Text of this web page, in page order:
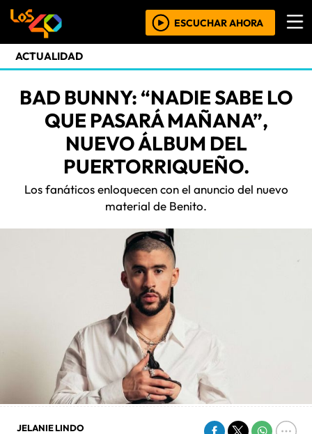
ESCUCHAR AHORA
ACTUALIDAD
BAD BUNNY: “NADIE SABE LO
QUE PASARÁ MAÑANA”,
NUEVO ÁLBUM DEL
PUERTORRIQUEÑO.
Los fanáticos enloquecen con el anuncio del nuevo
material de Benito.
JELANIE LINDO